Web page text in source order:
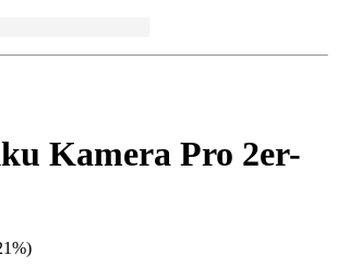
Kamera Pro 2er-
)